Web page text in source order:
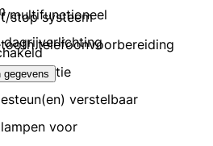
dagrijverlichting
voor
multifunctioneel
verstelbaar
functie
telefoonvoorbereiding
stop systeem
gegevens